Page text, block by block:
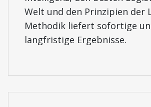
Welt und den Prinzipien der
Methodik liefert sofortige
langfristige Ergebnisse.